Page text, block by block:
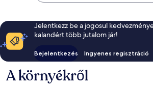
Jelentkezz be a jogosul
kalandért több jutalom jár!
Bejelentkezés Ingyenes regisztráció
A környékről